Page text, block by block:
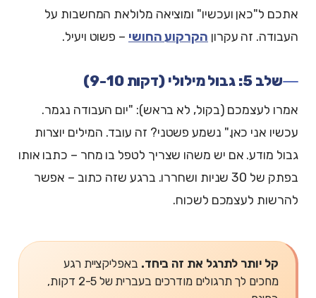
אתכם ל"כאן ועכשיו" ומוציאה מלולאת המחשבות על
העבודה. זה עקרון הקרקוע החושי – פשוט ויעיל.
שלב 5: גבול מילולי (דקות 9-10)
אמרו לעצמכם (בקול, לא בראש): "יום העבודה נגמר.
עכשיו אני כאן." נשמע פשטני? זה עובד. המילים יוצרות
גבול מודע. אם יש משהו שצריך לטפל בו מחר – כתבו אותו
בפתק של 30 שניות ושחררו. ברגע שזה כתוב – אפשר
להרשות לעצמכם לשכוח.
קל יותר לתרגל את זה ביחד. באפליקציית רגע
מחכים לך תרגולים מודרכים בעברית של 2-5 דקות,